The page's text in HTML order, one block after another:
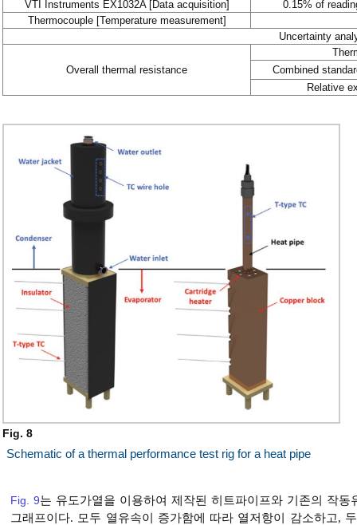
VTI Instruments EX1032A [Data acquisition]
0.15% of
Thermocouple [Temperature measurement]
Uncertainty
Overall thermal resistance
Combined
Relative
Fig. 8
Schematic of a thermal performance test rig for a heat pipe
Fig. 9는 유도가열을 이용하여 제작된 히트파이프와 기존의 작
그래프이다. 모두 열유속이 증가함에 따라 열저항이 감소하고,